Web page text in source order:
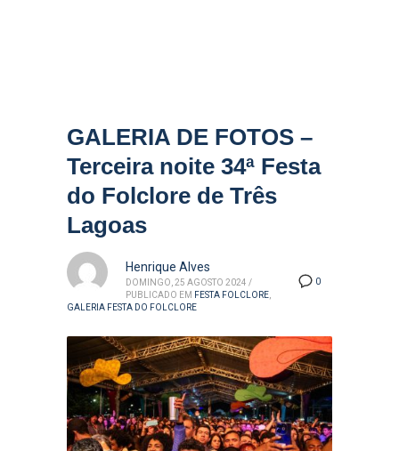
GALERIA DE FOTOS –
Terceira noite 34ª Festa
do Folclore de Três
Lagoas
0
Henrique Alves
DOMINGO, 25 AGOSTO 2024 /
PUBLICADO EM FESTA FOLCLORE
GALERIA FESTA DO FOLCLORE